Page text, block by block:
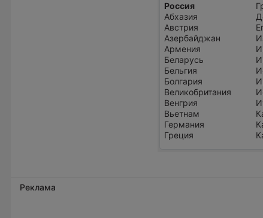
Россия
Абхазия
Австрия
Азербайджан
Армения
Беларусь
Бельгия
Болгария
Великобритания
Венгрия
Вьетнам
Германия
Греция
Реклама